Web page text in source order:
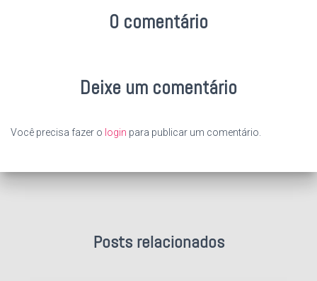
0 comentário
Deixe um comentário
Você precisa fazer o login para publicar um comentário.
Posts relacionados